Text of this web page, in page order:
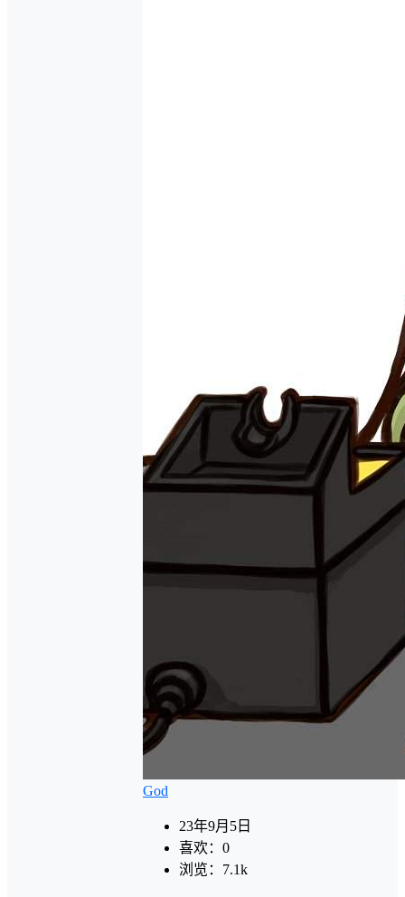
God
23年9月5日
喜欢： 0
浏览： 7.1k